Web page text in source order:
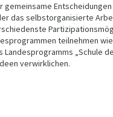
das selbstorganisierte
teilnehmen
„Schule
verwirklichen.